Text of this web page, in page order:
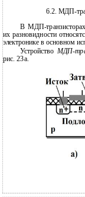
6.2. МДП-
В МДП-транзисторах
их разновидности
электронике в основном
Устройство МДП-
рис. 23а.